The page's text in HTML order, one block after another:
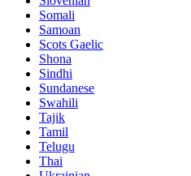
Somali
Samoan
Scots Gaelic
Shona
Sindhi
Sundanese
Swahili
Tajik
Tamil
Telugu
Thai